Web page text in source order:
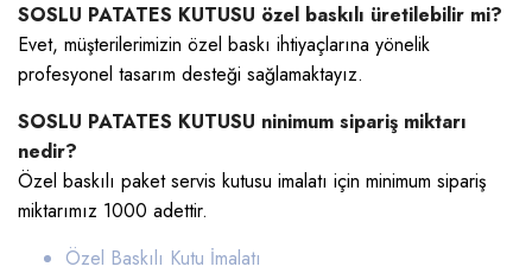
SOSLU PATATES KUTUSU özel baskılı üretilebilir mi?
Evet, müşterilerimizin özel baskı ihtiyaçlarına yönelik
profesyonel tasarım desteği sağlamaktayız.
SOSLU PATATES KUTUSU ninimum sipariş miktarı
nedir?
Özel baskılı paket servis kutusu imalatı için minimum sipariş
miktarımız 1000 adettir.
Özel Baskılı Kutu İmalatı